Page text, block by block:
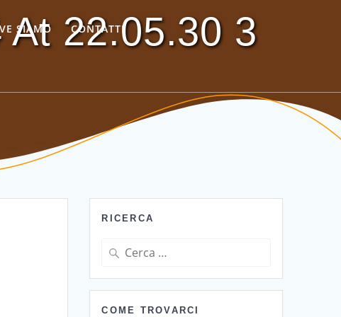
SIAMO CONTATTI
22.05.30 3
RICERCA
Ricerca
COME TROVARCI